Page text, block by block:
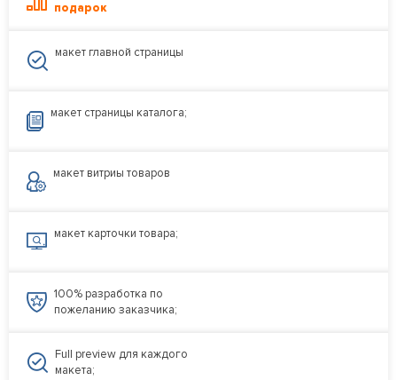
подарок
макет главной страницы
макет страницы каталога;
макет витриы товаров
макет карточки товара;
100% разработка по
пожеланию заказчика;
Full preview для каждого
макета;